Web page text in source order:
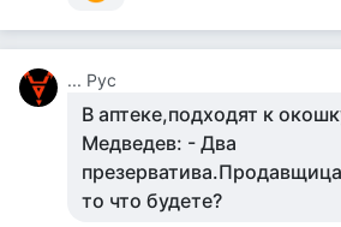
... Рус
В аптеке,подходят к
Медведев: - Два
то что будете?